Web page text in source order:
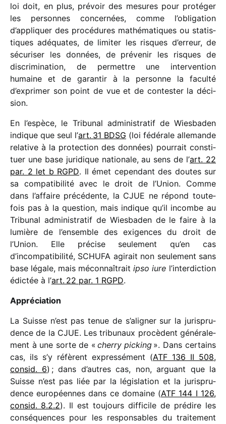
loi doit, en plus, prévoir des mesures pour proté­ger
les personnes concer­nées, comme l’obligation
d’appliquer des procé­dures mathé­ma­tiques ou statis­
tiques adéquates, de limi­ter les risques d’erreur, de
sécu­ri­ser les données, de préve­nir les risques de
discri­mi­na­tion, de permettre une inter­ven­tion
humaine et de garan­tir à la personne la faculté
d’exprimer son point de vue et de contes­ter la déci­
sion.
En l’espèce, le Tribunal admi­nis­tra­tif de Wiesbaden
indique que seul l’art. 31 BDSG (loi fédé­rale alle­mande
rela­tive à la protec­tion des données) pour­rait consti­
tuer une base juri­dique natio­nale, au sens de l’art. 22
par. 2 let b RGPD. Il émet cepen­dant des doutes sur
sa compa­ti­bi­lité avec le droit de l’Union. Comme
dans l’affaire précé­dente, la CJUE ne répond toute­
fois pas à la ques­tion, mais indique qu’il incombe au
Tribunal admi­nis­tra­tif de Wiesbaden de le faire à la
lumière de l’ensemble des exigences du droit de
l’Union. Elle précise seule­ment qu’en cas
d’incompatibilité, SCHUFA agirait non seule­ment sans
base légale, mais mécon­naî­trait ipso iure l’interdiction
édic­tée à l’art. 22 par. 1 RGPD.
Appréciation
La Suisse n’est pas tenue de s’aligner sur la juris­pru­
dence de la CJUE. Les tribu­naux procèdent géné­ra­le­
ment à une sorte de « cherry picking ». Dans certains
cas, ils s’y réfèrent expres­sé­ment (ATF 136 II 508,
consid. 6) ; dans d’autres cas, non, arguant que la
Suisse n’est pas liée par la légis­la­tion et la juris­pru­
dence euro­péennes dans ce domaine (ATF 144 I 126,
consid. 8.2.2). Il est toujours diffi­cile de prédire les
consé­quences pour les respon­sables du trai­te­ment